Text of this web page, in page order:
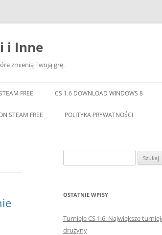
i Inne
zmienią Twoją grę.
FREE CS 1.6 DOWNLOAD WINDOWS 8
STEAM FREE POLITYKA PRYWATNOŚCI
OSTATNIE WPISY
Turnieje CS 1.6: Największe
drużyny